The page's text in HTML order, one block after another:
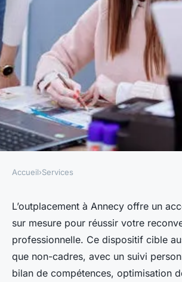
Outplacement à
accompagnement
personnalisé pour
reconversion
Accueil›Services
L’outplacement à Annecy offre un
sur mesure pour réussir votre
professionnelle. Ce dispositif cible
que non-cadres, avec un suivi
bilan de compétences, optimisation